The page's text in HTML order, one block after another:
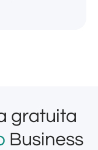
gratuita
Business